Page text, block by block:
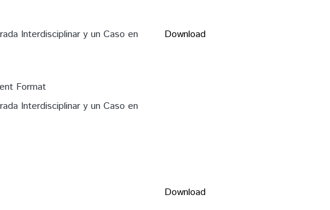
Interdisciplinar y un Caso en
Format
Interdisciplinar y un Caso en
Download
Download